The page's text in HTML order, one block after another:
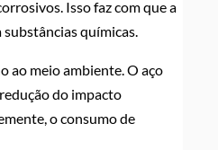
Isso faz com que a
químicas.
ao meio ambiente. O aço
do impacto
o consumo de